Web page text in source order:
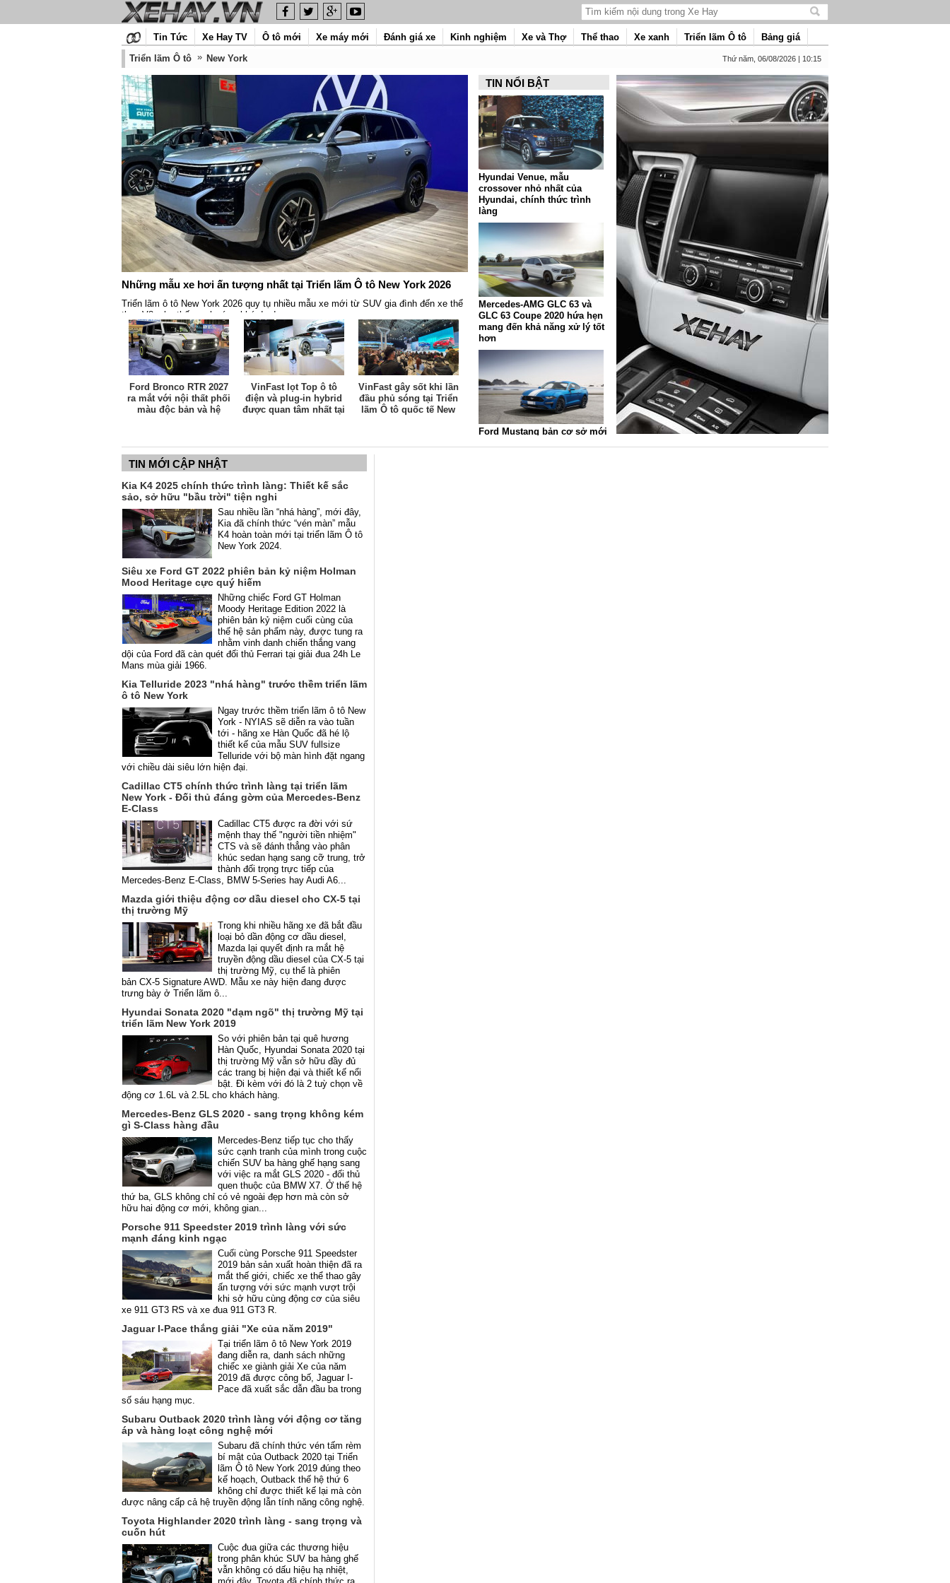
Tìm
nội
dung
Tin Tức Xe Hay TV Ô tô mới Xe máy mới Đánh giá xe Kinh nghiệm Xe và Thợ Thể thao Xe xanh Triển lãm Ô tô
Bảng giá
Triển lãm Ô tô
New York Thứ năm, 06/08/2026 | 10:15
Những mẫu xe hơi ấn tượng nhất tại Triển lãm Ô tô New York 2026
Triển lãm ô tô New York 2026 quy tụ nhiều mẫu xe mới từ SUV gia đình đến xe thể
thao V8, cho thấy xu hướng khá đa dạng.
Ford Bronco RTR 2027
ra mắt với nội thất phối
màu độc bản và hệ
VinFast lọt Top ô tô
điện và plug-in hybrid
được quan tâm nhất tại
VinFast gây sốt khi lần
đầu phủ sóng tại Triển
lãm Ô tô quốc tế New
TIN NỔI BẬT
Hyundai Venue, mẫu
crossover nhỏ nhất của
Hyundai, chính thức trình
làng
Mercedes-AMG GLC 63 và
GLC 63 Coupe 2020 hứa hẹn
mang đến khả năng xử lý tốt
hơn
Ford Mustang bản cơ sở mới
TIN MỚI CẬP NHẬT
Kia K4 2025 chính thức trình làng: Thiết kế sắc
sảo, sở hữu "bầu trời" tiện nghi
Sau nhiều lần “nhá hàng”, mới đây,
Kia đã chính thức “vén màn” mẫu
K4 hoàn toàn mới tại triển lãm Ô tô
New York 2024.
Siêu xe Ford GT 2022 phiên bản kỷ niệm Holman
Mood Heritage cực quý hiếm
Những chiếc Ford GT Holman
Moody Heritage Edition 2022 là
phiên bản kỷ niệm cuối cùng của
thế hệ sản phẩm này, được tung ra
nhằm vinh danh chiến thắng vang
dội của Ford đã càn quét đối thủ Ferrari tại giải đua 24h Le
Mans mùa giải 1966.
Kia Telluride 2023 "nhá hàng" trước thềm triển lãm
ô tô New York
Ngay trước thềm triển lãm ô tô New
York - NYIAS sẽ diễn ra vào tuần
tới - hãng xe Hàn Quốc đã hé lộ
thiết kế của mẫu SUV fullsize
Telluride với bộ màn hình đặt ngang
với chiều dài siêu lớn hiện đại.
Cadillac CT5 chính thức trình làng tại triển lãm
New York - Đối thủ đáng gờm của Mercedes-Benz
E-Class
Cadillac CT5 được ra đời với sứ
mệnh thay thế "người tiền nhiệm"
CTS và sẽ đánh thẳng vào phân
khúc sedan hạng sang cỡ trung, trở
thành đối trọng trực tiếp của
Mercedes-Benz E-Class, BMW 5-Series hay Audi A6...
Mazda giới thiệu động cơ dầu diesel cho CX-5 tại
thị trường Mỹ
Trong khi nhiều hãng xe đã bắt đầu
loại bỏ dần động cơ dầu diesel,
Mazda lại quyết định ra mắt hệ
truyền động dầu diesel của CX-5 tại
thị trường Mỹ, cụ thể là phiên
bản CX-5 Signature AWD. Mẫu xe này hiện đang được
trưng bày ở Triển lãm ô...
Hyundai Sonata 2020 "dạm ngõ" thị trường Mỹ tại
triển lãm New York 2019
So với phiên bản tại quê hương
Hàn Quốc, Hyundai Sonata 2020 tại
thị trường Mỹ vẫn sở hữu đầy đủ
các trang bị hiện đại và thiết kế nổi
bật. Đi kèm với đó là 2 tuỳ chọn về
động cơ 1.6L và 2.5L cho khách hàng.
Mercedes-Benz GLS 2020 - sang trọng không kém
gì S-Class hàng đầu
Mercedes-Benz tiếp tục cho thấy
sức cạnh tranh của mình trong cuộc
chiến SUV ba hàng ghế hạng sang
với việc ra mắt GLS 2020 - đối thủ
quen thuộc của BMW X7. Ở thế hệ
thứ ba, GLS không chỉ có vẻ ngoài đẹp hơn mà còn sở
hữu hai động cơ mới, không gian...
Porsche 911 Speedster 2019 trình làng với sức
mạnh đáng kinh ngạc
Cuối cùng Porsche 911 Speedster
2019 bản sản xuất hoàn thiện đã ra
mắt thế giới, chiếc xe thể thao gây
ấn tượng với sức mạnh vượt trội
khi sở hữu cùng động cơ của siêu
xe 911 GT3 RS và xe đua 911 GT3 R.
Jaguar I-Pace thắng giải "Xe của năm 2019"
Tại triển lãm ô tô New York 2019
đang diễn ra, danh sách những
chiếc xe giành giải Xe của năm
2019 đã được công bố, Jaguar I-
Pace đã xuất sắc dẫn đầu ba trong
số sáu hạng mục.
Subaru Outback 2020 trình làng với động cơ tăng
áp và hàng loạt công nghệ mới
Subaru đã chính thức vén tấm rèm
bí mật của Outback 2020 tại Triển
lãm Ô tô New York 2019 đúng theo
kế hoạch, Outback thế hệ thứ 6
không chỉ được thiết kế lại mà còn
được nâng cấp cả hệ truyền động lẫn tính năng công nghệ.
Toyota Highlander 2020 trình làng - sang trọng và
cuốn hút
Cuộc đua giữa các thương hiệu
trong phân khúc SUV ba hàng ghế
vẫn không có dấu hiệu hạ nhiệt,